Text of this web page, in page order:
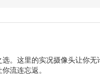
。这里的实况摄像头让你
流连忘返。